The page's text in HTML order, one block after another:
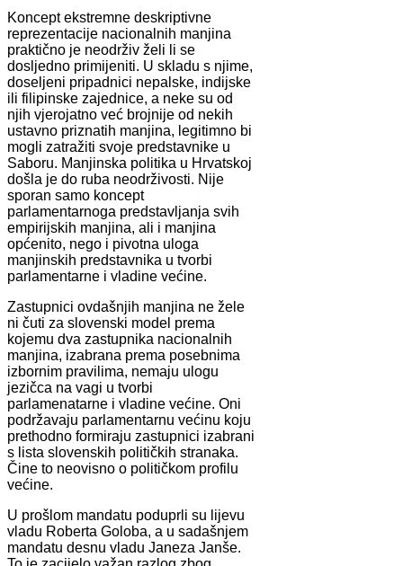
Koncept ekstremne deskriptivne
reprezentacije nacionalnih manjina
praktično je neodrživ želi li se
dosljedno primijeniti. U skladu s njime,
doseljeni pripadnici nepalske, indijske
ili filipinske zajednice, a neke su od
njih vjerojatno već brojnije od nekih
ustavno priznatih manjina, legitimno bi
mogli zatražiti svoje predstavnike u
Saboru. Manjinska politika u Hrvatskoj
došla je do ruba neodrživosti. Nije
sporan samo koncept
parlamentarnoga predstavljanja svih
empirijskih manjina, ali i manjina
općenito, nego i pivotna uloga
manjinskih predstavnika u tvorbi
parlamentarne i vladine većine.
Zastupnici ovdašnjih manjina ne žele
ni čuti za slovenski model prema
kojemu dva zastupnika nacionalnih
manjina, izabrana prema posebnima
izbornim pravilima, nemaju ulogu
jezičca na vagi u tvorbi
parlamenatarne i vladine većine. Oni
podržavaju parlamentarnu većinu koju
prethodno formiraju zastupnici izabrani
s lista slovenskih političkih stranaka.
Čine to neovisno o političkom profilu
većine.
U prošlom mandatu poduprli su lijevu
vladu Roberta Goloba, a u sadašnjem
mandatu desnu vladu Janeza Janše.